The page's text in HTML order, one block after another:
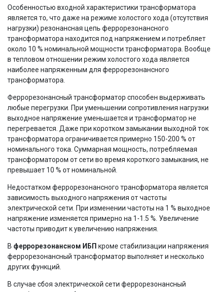
Особенностью входной характеристики трансформатора
является то, что даже на режиме холостого хода (отсутствия
нагрузки) резонансная цепь феррорезонансного
трансформатора находится под напряжением и потребляет
около 10 % номинальной мощности трансформатора. Вообще
в тепловом отношении режим холостого хода является
наиболее напряженным для феррорезонансного
трансформатора.
Феррорезонансный трансформатор способен выдерживать
любые перегрузки. При уменьшении сопротивления нагрузки
выходное напряжение уменьшается и трансформатор не
перегревается. Даже при коротком замыкании выходной ток
трансформатора ограничивается примерно 150-200 % от
номинального тока. Суммарная мощность, потребляемая
трансформатором от сети во время короткого замыкания, не
превышает 10 % от номинальной.
Недостатком феррорезонансного трансформатора является
зависимость выходного напряжения от частоты
электрической сети. При изменении частоты на 1 % выходное
напряжение изменяется примерно на 1-1.5 %. Увеличение
частоты приводит к увеличению напряжения.
В феррорезонансном ИБП кроме стабилизации напряжения
феррорезонансный трансформатор выполняет и несколько
других функций.
В случае сбоя электрической сети феррорезонансный